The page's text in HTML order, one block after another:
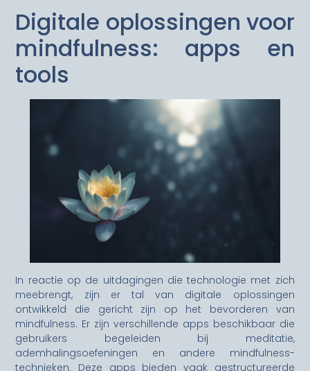
Digitale oplossingen voor
mindfulness: apps en
tools
In reactie op de uitdagingen die technologie met zich
meebrengt, zijn er tal van digitale oplossingen
ontwikkeld die gericht zijn op het bevorderen van
mindfulness. Er zijn verschillende apps beschikbaar die
gebruikers begeleiden bij meditatie,
ademhalingsoefeningen en andere mindfulness-
technieken. Deze apps bieden vaak gestructureerde